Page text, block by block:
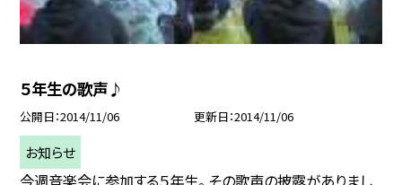
５年生の歌声♪
公開日 2014/11/06 更新日 2014/11/06
お知らせ
今週音楽会に参加する５年生。 その歌声の披露がありまし